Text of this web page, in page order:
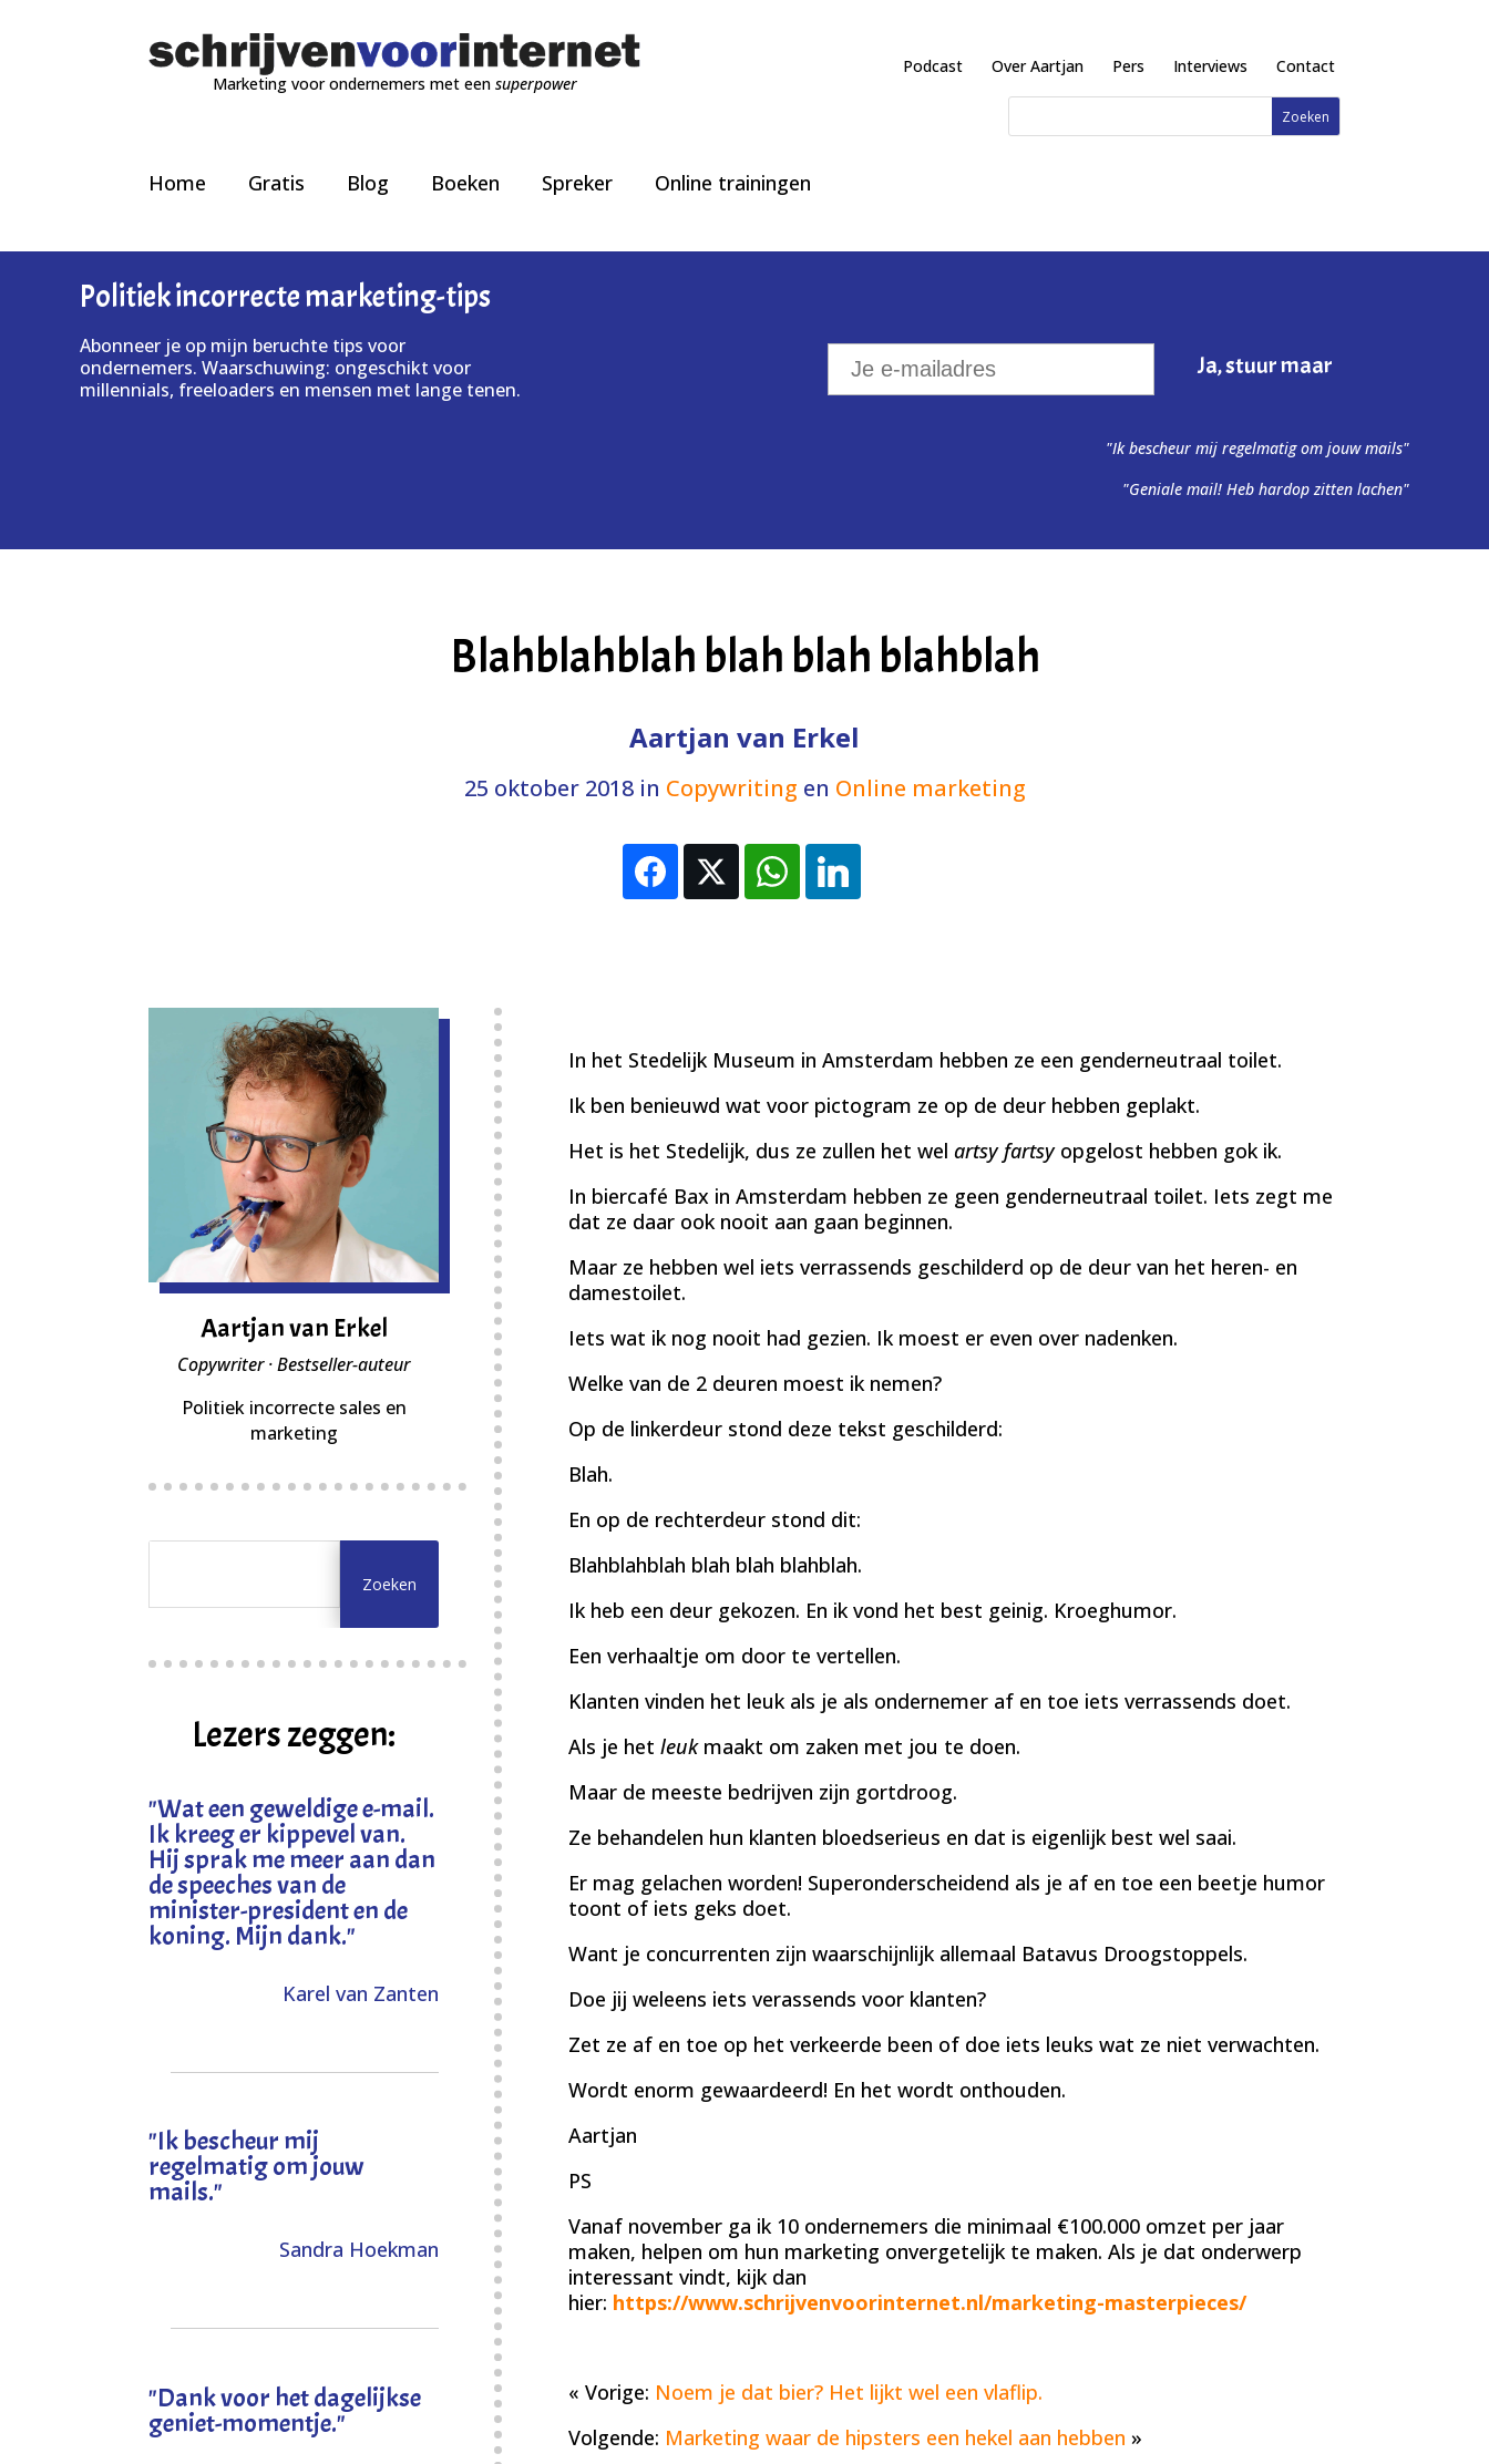
Marketing voor ondernemers met eensuperpower
Podcast Over Aartjan Pers Interviews Contact
Home Gratis Blog Boeken Spreker Online trainingen
Politiek incorrecte marketing-tips
Abonneer je op mijn beruchte tips voor
ondernemers. Waarschuwing: ongeschikt voor
millennials, freeloaders en mensen met lange tenen.
"Ik bescheur mij regelmatig om jouw mails"
"Geniale mail! Heb hardop zitten lachen"
Blahblahblah blah blah blahblah
Aartjan van Erkel
25 oktober 2018in Copywriting en Online marketing
Aartjan van Erkel
Copywriter · Bestseller-auteur
Politiek incorrecte sales en
marketing
Lezers zeggen:
"Wat een geweldige e-mail.
Ik kreeg er kippevel van.
Hij sprak me meer aan dan
de speeches van de
minister-president en de
koning. Mijn dank."
Karel van Zanten
"Ik bescheur mij
regelmatig om jouw
mails."
Sandra Hoekman
"Dank voor het dagelijkse
geniet-momentje."
In het Stedelijk Museum in Amsterdam hebben ze een genderneutraal toilet.
Ik ben benieuwd wat voor pictogram ze op de deur hebben geplakt.
Het is het Stedelijk, dus ze zullen het wel artsy fartsyopgelost hebben gok ik.
In biercafé Bax in Amsterdam hebben ze geen genderneutraal toilet. Iets zegt me
dat ze daar ook nooit aan gaan beginnen.
Maar ze hebben wel iets verrassends geschilderd op de deur van het heren- en
damestoilet.
Iets wat ik nog nooit had gezien. Ik moest er even over nadenken.
Welke van de 2 deuren moest ik nemen?
Op de linkerdeur stond deze tekst geschilderd:
Blah.
En op de rechterdeur stond dit:
Blahblahblah blah blah blahblah.
Ik heb een deur gekozen. En ik vond het best geinig. Kroeghumor.
Een verhaaltje om door te vertellen.
Klanten vinden het leuk als je als ondernemer af en toe iets verrassends doet.
Als je het leukmaakt om zaken met jou te doen.
Maar de meeste bedrijven zijn gortdroog.
Ze behandelen hun klanten bloedserieus en dat is eigenlijk best wel saai.
Er mag gelachen worden! Superonderscheidend als je af en toe een beetje humor
toont of iets geks doet.
Want je concurrenten zijn waarschijnlijk allemaal Batavus Droogstoppels.
Doe jij weleens iets verassends voor klanten?
Zet ze af en toe op het verkeerde been of doe iets leuks wat ze niet verwachten.
Wordt enorm gewaardeerd! En het wordt onthouden.
Aartjan
PS
Vanaf november ga ik 10 ondernemers die minimaal €100.000 omzet per jaar
maken, helpen om hun marketing onvergetelijk te maken. Als je dat onderwerp
interessant vindt, kijk dan
hier: https://www.schrijvenvoorinternet.nl/marketing-masterpieces/
« Vorige: Noem je dat bier? Het lijkt wel een vlaflip.
Volgende: Marketing waar de hipsters een hekel aan hebben »